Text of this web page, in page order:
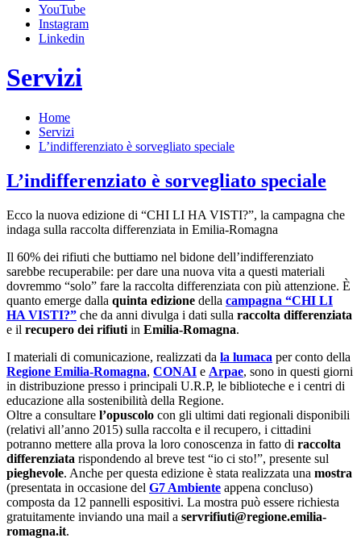
YouTube
Instagram
Linkedin
Servizi
Home
Servizi
L’indifferenziato è sorvegliato speciale
L’indifferenziato è sorvegliato speciale
Ecco la nuova edizione di “CHI LI HA VISTI?”, la campagna che
indaga sulla raccolta differenziata in Emilia-Romagna
Il 60% dei rifiuti che buttiamo nel bidone dell’indifferenziato
sarebbe recuperabile: per dare una nuova vita a questi materiali
dovremmo “solo” fare la raccolta differenziata con più attenzione. È
quanto emerge dalla quinta edizione della campagna “CHI LI
HA VISTI?” che da anni divulga i dati sulla raccolta differenziata
e il recupero dei rifiuti in Emilia-Romagna.
I materiali di comunicazione, realizzati da la lumaca per conto della
Regione Emilia-Romagna, CONAI e Arpae, sono in questi giorni
in distribuzione presso i principali U.R.P, le biblioteche e i centri di
educazione alla sostenibilità della Regione.
Oltre a consultare l’opuscolo con gli ultimi dati regionali disponibili
(relativi all’anno 2015) sulla raccolta e il recupero, i cittadini
potranno mettere alla prova la loro conoscenza in fatto di raccolta
differenziata rispondendo al breve test “io ci sto!”, presente sul
pieghevole. Anche per questa edizione è stata realizzata una mostra
(presentata in occasione del G7 Ambiente appena concluso)
composta da 12 pannelli espositivi. La mostra può essere richiesta
gratuitamente inviando una mail a servrifiuti@regione.emilia-
romagna.it.